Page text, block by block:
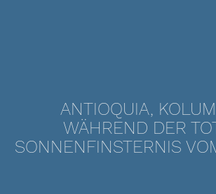
ANTIOQUIA,
WÄHREND DER
SONNENFINSTERNIS